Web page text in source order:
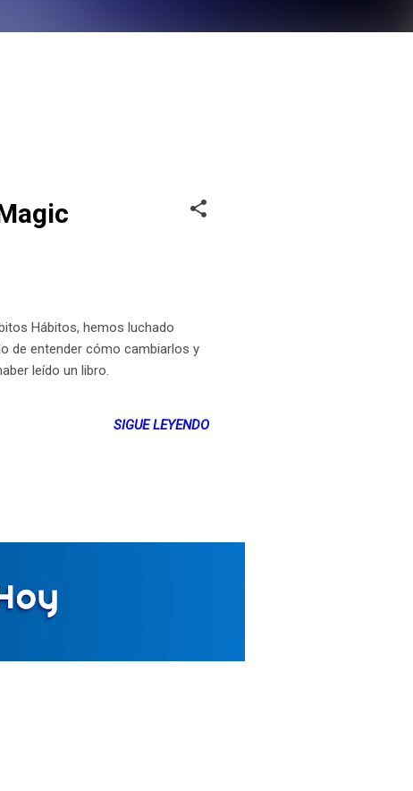
Hábitos, hemos luchado
de entender cómo cambiarlos y
leído un libro.
SIGUE LEYENDO